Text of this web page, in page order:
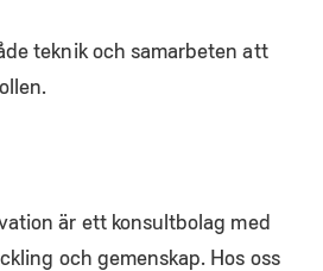
teknik och samarbeten att
är ett konsultbolag med
och gemenskap. Hos oss